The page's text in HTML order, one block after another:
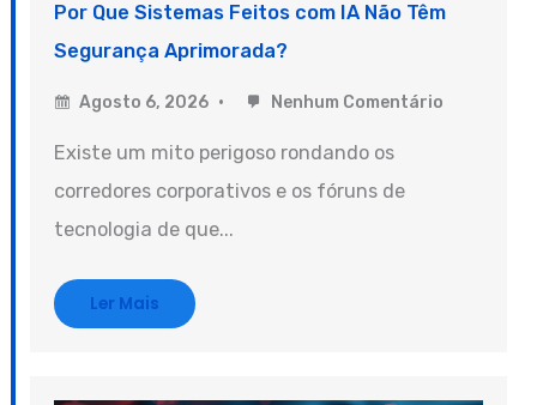
Por Que Sistemas Feitos com IA Não Têm
Segurança Aprimorada?
Agosto 6, 2026 Nenhum Comentário
Existe um mito perigoso rondando os
corredores corporativos e os fóruns de
tecnologia de que...
Ler Mais